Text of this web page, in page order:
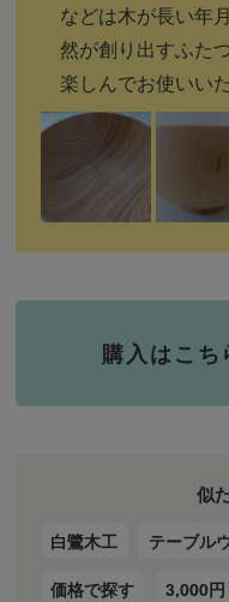
などは木が長い年
然が創り出すふた
楽しんでお使いい
購入はこち
似
白鷺木工 テーブル
価格で探す
3,000